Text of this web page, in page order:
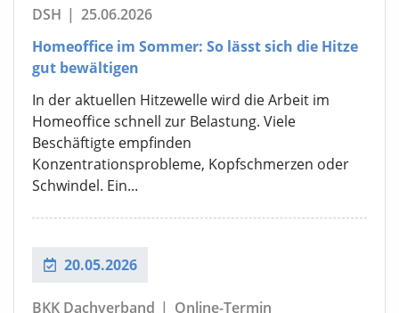
DSH | 25.06.2026
Homeoffice im Sommer: So lässt sich die Hitze
gut bewältigen
In der aktuellen Hitzewelle wird die Arbeit im
Homeoffice schnell zur Belastung. Viele
Beschäftigte empfinden
Konzentrationsprobleme, Kopfschmerzen oder
Schwindel. Ein...
20.05.2026
BKK Dachverband | Online-Termin